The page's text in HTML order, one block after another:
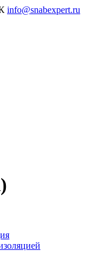
info@snabexpert.ru